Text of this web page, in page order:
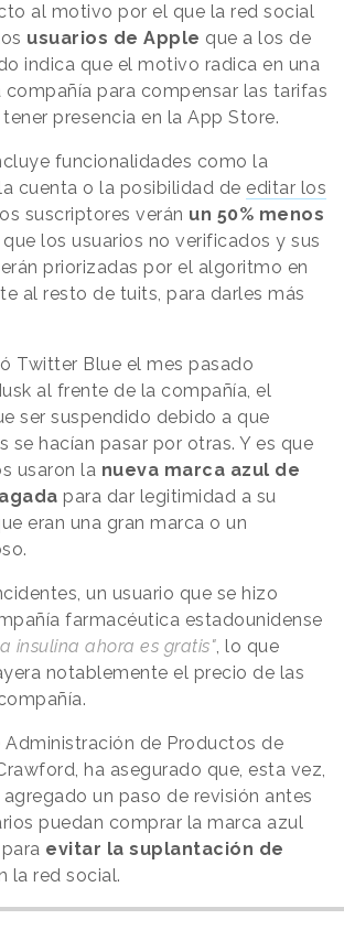
al motivo por el que la red social
usuarios de Apple que a los de
indica que el motivo radica en una
para compensar las tarifas
presencia en la App Store.
funcionalidades como la
cuenta o la posibilidad de editar los
suscriptores verán un 50% menos
que los usuarios no verificados y sus
priorizadas por el algoritmo en
al resto de tuits, para darles más
Twitter Blue el mes pasado
al frente de la compañía, el
ser suspendido debido a que
se hacían pasar por otras. Y es que
usaron la nueva marca azul de
para dar legitimidad a su
eran una gran marca o un
un usuario que se hizo
farmacéutica estadounidense
insulina ahora es gratis", lo que
notablemente el precio de las
Administración de Productos de
ha asegurado que, esta vez,
un paso de revisión antes
puedan comprar la marca azul
evitar la suplantación de
la red social.